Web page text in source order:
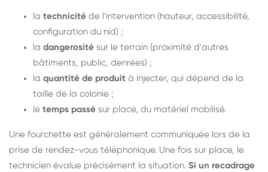
la technicité de l'intervention (hauteur, accessibilité,
configuration du nid) ;
la dangerosité sur le terrain (proximité d'autres
bâtiments, public, denrées) ;
la quantité de produit à injecter, qui dépend de la
taille de la colonie ;
le temps passé sur place, du matériel mobilisé.
Une fourchette est généralement communiquée lors de la
prise de rendez-vous téléphonique. Une fois sur place, le
technicien évalue précisément la situation. Si un recadrage